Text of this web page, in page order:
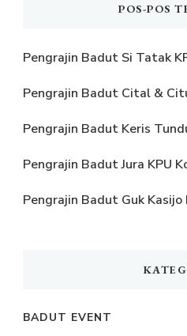
POS-POS
Pengrajin Badut Si Tatak
Pengrajin Badut Cital &
Pengrajin Badut Keris
Pengrajin Badut Jura KPU
Pengrajin Badut Guk Kasijo
BADUT EVENT